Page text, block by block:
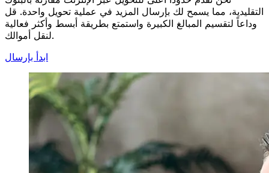
التقليدية، مما يسمح لك بإرسال المزيد في عملية تحويل واحدة. قل
وداعاً لتقسيم المبالغ الكبيرة واستمتع بطريقة أبسط وأكثر فعالية
لنقل أموالك.
ابدأ بإرسال